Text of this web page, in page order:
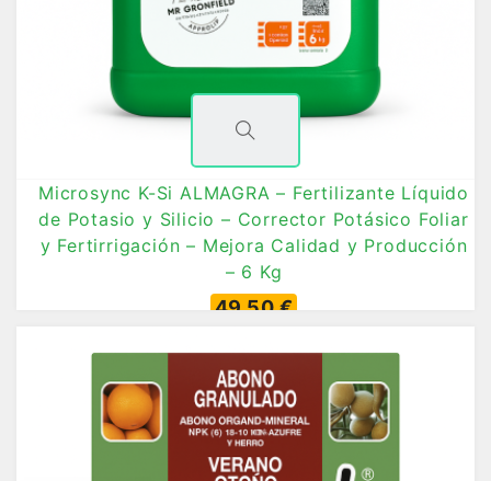
Microsync K-Si ALMAGRA – Fertilizante Líquido
de Potasio y Silicio – Corrector Potásico Foliar
y Fertirrigación – Mejora Calidad y Producción
– 6 Kg
49,50 €